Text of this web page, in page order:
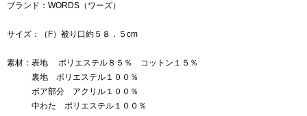
ブランド：WORDS（ワーズ）
サイズ：（F）被り口約５８．５cm
素材：表地 ポリエステル８５％ コットン１５％
裏地 ポリエステル１００％
ボア部分 アクリル１００％
中わた ポリエステル１００％